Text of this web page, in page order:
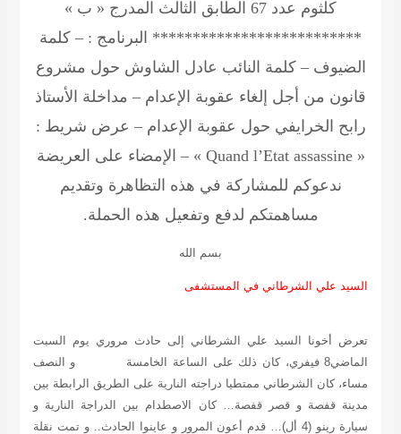
كلثوم عدد 67 الطابق الثالث المدرج « ب »
************************** البرنامج : – كلمة
الضيوف – كلمة النائب عادل الشاوش حول مشروع
قانون من أجل إلغاء عقوبة الإعدام – مداخلة الأستاذ
رابح الخرايفي حول عقوبة الإعدام – عرض شريط :
« Quand l’Etat assassine » – الإمضاء على العريضة
ندعوكم للمشاركة في هذه التظاهرة وتقديم
مساهمتكم لدفع وتفعيل هذه الحملة.
بسم الله
السيد علي الشرطاني في المستشفى
تعرض أخونا السيد علي الشرطاني إلى حادث مروري يوم السبت
الماضي8 فيفري، كان ذلك على الساعة الخامسة و النصف
مساء، كان الشرطاني ممتطيا دراجته النارية على الطريق الرابطة بين
مدينة قفصة و قصر قفصة… كان الاصطدام بين الدراجة النارية و
سيارة رينو (4 أل)… قدم أعون المرور و عاينوا الحادث.. و تمت نقلة